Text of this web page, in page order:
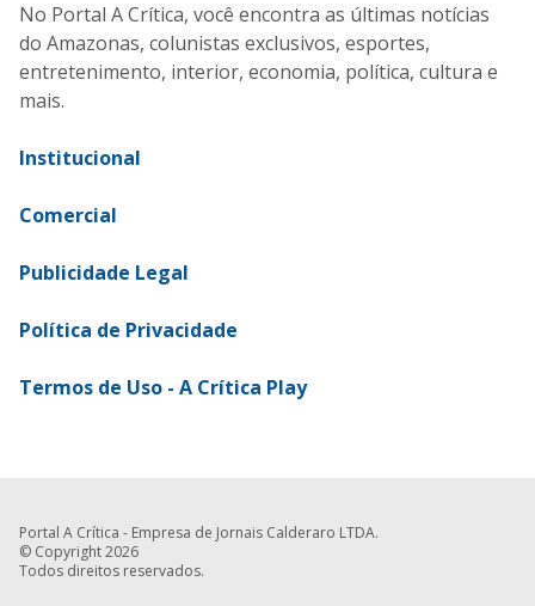
No Portal A Crítica, você encontra as últimas notícias
do Amazonas, colunistas exclusivos, esportes,
entretenimento, interior, economia, política, cultura e
mais.
Institucional
Comercial
Publicidade Legal
Política de Privacidade
Termos de Uso - A Crítica Play
Portal A Crítica - Empresa de Jornais Calderaro LTDA.
© Copyright 2026
Todos direitos reservados.